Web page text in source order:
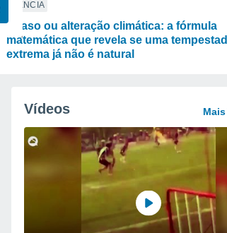
CIÊNCIA
Acaso ou alteração climática: a fórmula
matemática que revela se uma
extrema já não é natural
Vídeos